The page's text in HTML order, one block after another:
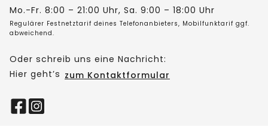
Mo.-Fr. 8:00 – 21:00 Uhr, Sa. 9:00 – 18:00 Uhr
Regulärer Festnetztarif deines Telefonanbieters, Mobilfunktarif ggf.
abweichend.
Oder schreib uns eine Nachricht:
Hier geht’s zum Kontaktformular